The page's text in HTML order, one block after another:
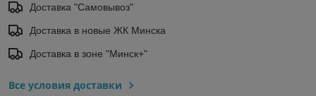
Доставка "Самовывоз"
Доставка в новые ЖК Минска
Доставка в зоне "Минск+"
Все условия доставки